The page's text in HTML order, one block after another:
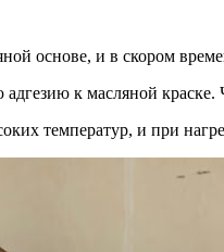
основе, и в скором
к масляной краске.
температур, и при